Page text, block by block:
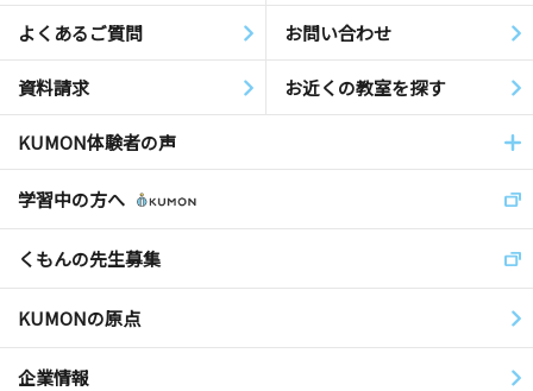
よくあるご質問 お問い合わせ
資料請求 お近くの教室を探す
KUMON体験者の声
学習中の方へ
くもんの先生募集
KUMONの原点
企業情報